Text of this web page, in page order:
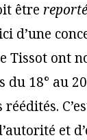
être
d’une
Tissot ont
du 18° au
et